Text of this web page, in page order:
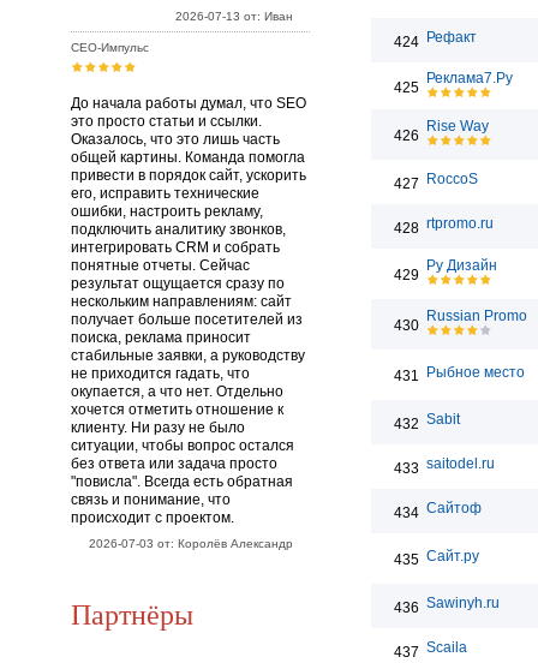
2026-07-13 от: Иван
СЕО-Импульс
До начала работы думал, что SEO
это просто статьи и ссылки.
Оказалось, что это лишь часть
общей картины. Команда помогла
привести в порядок сайт, ускорить
его, исправить технические
ошибки, настроить рекламу,
подключить аналитику звонков,
интегрировать CRM и собрать
понятные отчеты. Сейчас
результат ощущается сразу по
нескольким направлениям: сайт
получает больше посетителей из
поиска, реклама приносит
стабильные заявки, а руководству
не приходится гадать, что
окупается, а что нет. Отдельно
хочется отметить отношение к
клиенту. Ни разу не было
ситуации, чтобы вопрос остался
без ответа или задача просто
"повисла". Всегда есть обратная
связь и понимание, что
происходит с проектом.
2026-07-03 от: Королёв Александр
Партнёры
424 Рефакт
425
Реклама7.Ру
426
Rise Way
427 RoccoS
428 rtpromo.ru
429
Ру Дизайн
430
Russian Promo
431 Рыбное место
432 Sabit
433 saitodel.ru
434 Сайтоф
435 Сайт.ру
436 Sawinyh.ru
437 Scaila